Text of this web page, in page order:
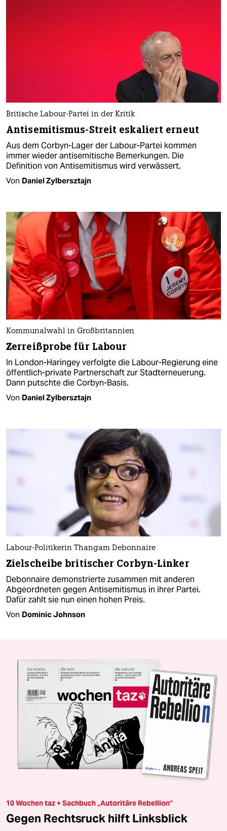
Britische Labour-Partei in der Kritik
Antisemitismus-Streit eskaliert erneut
Aus dem Corbyn-Lager der Labour-Partei kommen
immer wieder antisemitische Bemerkungen. Die
Definition von Antisemitismus wird verwässert.
Von Daniel Zylbersztajn
Kommunalwahl in Großbritannien
Zerreißprobe für Labour
In London-Haringey verfolgte die Labour-Regierung eine
öffentlich-private Partnerschaft zur Stadterneuerung.
Dann putschte die Corbyn-Basis.
Von Daniel Zylbersztajn
Labour-Politikerin Thangam Debonnaire
Zielscheibe britischer Corbyn-Linker
Debonnaire demonstrierte zusammen mit anderen
Abgeordneten gegen Antisemitismus in ihrer Partei.
Dafür zahlt sie nun einen hohen Preis.
Von Dominic Johnson
10 Wochen taz + Sachbuch „Autoritäre Rebellion“
Gegen Rechtsruck hilft Linksblick